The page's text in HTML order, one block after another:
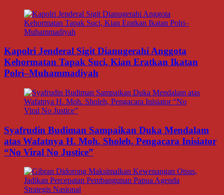
Kapolri Jenderal Sigit Dianugerahi Anggota
Kehormatan Tapak Suci, Kian Eratkan Ikatan
Polri–Muhammadiyah
Syafrudin Budiman Sampaikan Duka Mendalam
atas Wafatnya H. Moh. Sholeh, Pengacara Inisiator
“No Viral No Justice”